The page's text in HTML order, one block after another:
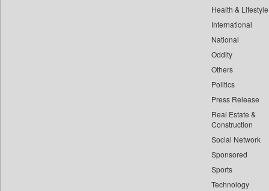
Health & Lifestyle
International
National
Oddity
Others
Politics
Press Release
Real Estate &
Construction
Social Network
Sponsored
Sports
Technology